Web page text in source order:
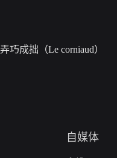
弄巧成拙（Le corniaud）
自媒体